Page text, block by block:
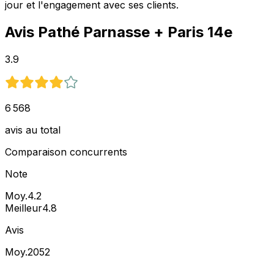
jour et l'engagement avec ses clients.
Avis Pathé Parnasse + Paris 14e
3.9
6 568
avis au total
Comparaison concurrents
Note
Moy.4.2
Meilleur4.8
Avis
Moy.2052